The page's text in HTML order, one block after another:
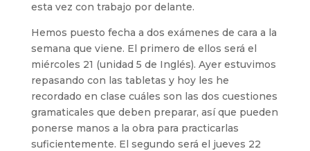
esta vez con trabajo por delante.
Hemos puesto fecha a dos exámenes de cara a la
semana que viene. El primero de ellos será el
miércoles 21 (unidad 5 de Inglés). Ayer estuvimos
repasando con las tabletas y hoy les he
recordado en clase cuáles son las dos cuestiones
gramaticales que deben preparar, así que pueden
ponerse manos a la obra para practicarlas
suficientemente. El segundo será el jueves 22